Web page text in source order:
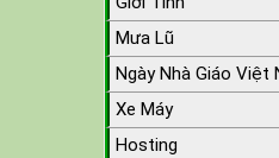
Mưa Lũ
Ngày Nhà Giáo Việt
Xe Máy
Hosting